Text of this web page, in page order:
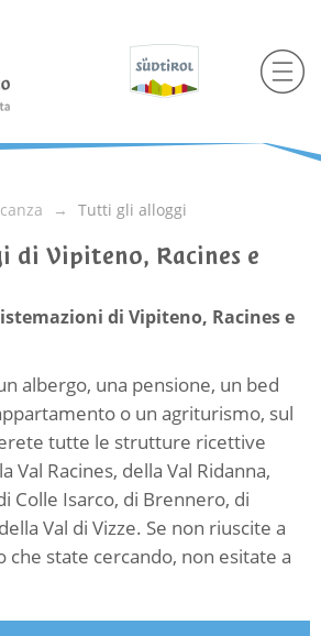
Tutti gli alloggi
di Vipiteno, Racines e
di Vipiteno, Racines e
albergo, una pensione, un bed
o un agriturismo, sul
tutte le strutture ricettive
Val Racines, della Val Ridanna,
Colle Isarco, di Brennero, di
Val di Vizze. Se non riuscite a
che state cercando, non esitate a